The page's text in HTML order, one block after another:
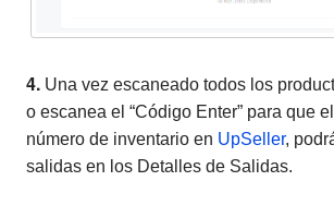
4. Una vez escaneado todos los
o escanea el “Código Enter” para que
número de inventario en UpSeller,
salidas en los Detalles de Salidas.